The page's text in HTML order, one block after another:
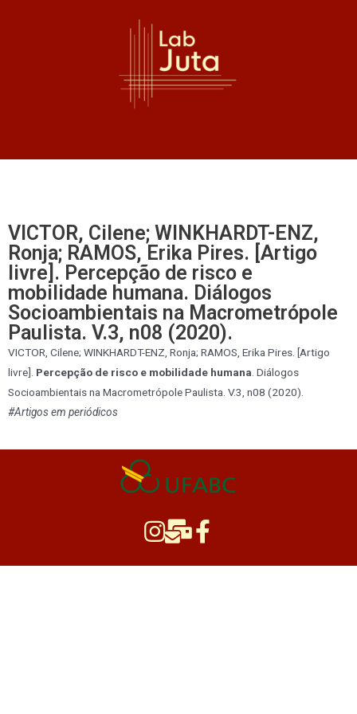
VICTOR, Cilene; WINKHARDT-ENZ,
Ronja; RAMOS, Erika Pires. [Artigo
livre]. Percepção de risco e
mobilidade humana. Diálogos
Socioambientais na Macrometrópole
Paulista. V.3, n08 (2020).
VICTOR, Cilene; WINKHARDT-ENZ, Ronja; RAMOS, Erika Pires. [Artigo
livre]. Percepção de risco e mobilidade humana . Diálogos
Socioambientais na Macrometrópole Paulista. V.3, n08 (2020).
#Artigos em periódicos